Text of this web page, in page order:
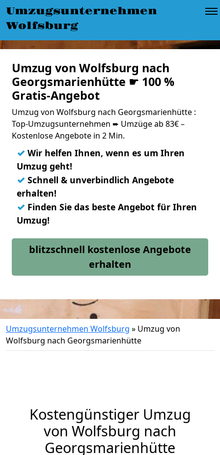
Umzugsunternehmen
Wolfsburg
Umzug von Wolfsburg nach
Georgsmarienhütte ☛ 100 %
Gratis-Angebot
Umzug von Wolfsburg nach Georgsmarienhütte :
Top-Umzugsunternehmen ➨ Umzüge ab 83€ –
Kostenlose Angebote in 2 Min.
✓ Wir helfen Ihnen, wenn es um Ihren
Umzug geht!
✓ Schnell & unverbindlich Angebote
erhalten!
✓ Finden Sie das beste Angebot für Ihren
Umzug!
blitzschnell kostenlose Angebote
erhalten
Umzugsunternehmen Wolfsburg » Umzug von
Wolfsburg nach Georgsmarienhütte
Kostengünstiger Umzug
von Wolfsburg nach
Georgsmarienhütte